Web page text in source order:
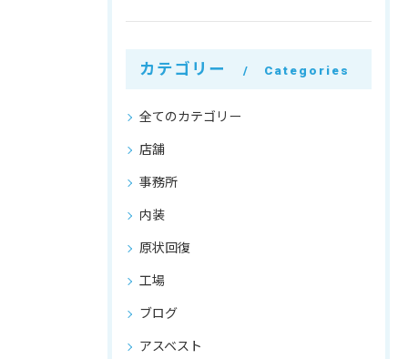
カテゴリー Categories
全てのカテゴリー
店舗
事務所
内装
原状回復
工場
ブログ
アスベスト